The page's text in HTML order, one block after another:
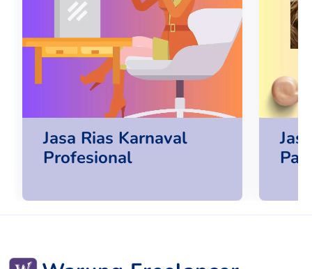
Jasa Rias Karnaval
Profesional